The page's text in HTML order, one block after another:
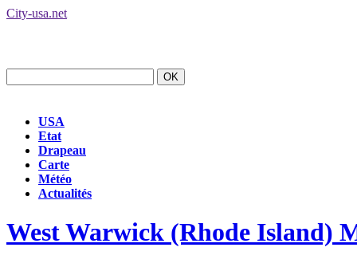
City-usa.net
USA
Etat
Drapeau
Carte
Météo
Actualités
West Warwick (Rhode Island)